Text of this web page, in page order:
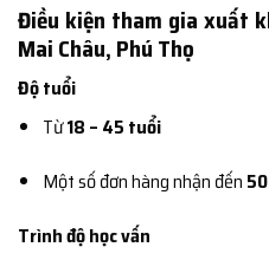
Điều kiện tham gia xuất
Mai Châu, Phú Thọ
Độ tuổi
Từ18 – 45 tuổi
Một số đơn hàng nhận đến
Trình độ học vấn